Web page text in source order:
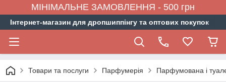
МІНІМАЛЬНЕ ЗАМОВЛЕННЯ - 500 грн
Інтернет-магазин для дропшиппінгу та оптових покупок
Товари та послуги Парфумерія Парфумована і